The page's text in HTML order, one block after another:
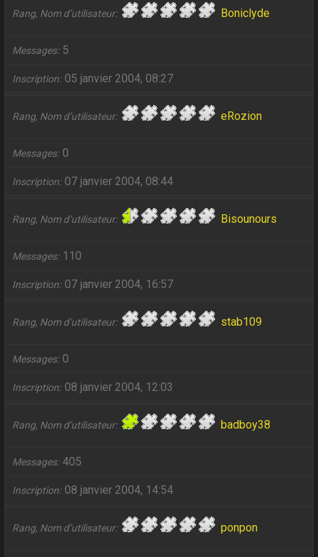
Rang, Nom d’utilisateur Boniclyde
Messages 5
Inscription 05 janvier 2004, 08:27
Rang, Nom d’utilisateur eRozion
Messages 0
Inscription 07 janvier 2004, 08:44
Rang, Nom d’utilisateur Bisounours
Messages 110
Inscription 07 janvier 2004, 16:57
Rang, Nom d’utilisateur stab109
Messages 0
Inscription 08 janvier 2004, 12:03
Rang, Nom d’utilisateur badboy38
Messages 405
Inscription 08 janvier 2004, 14:54
Rang, Nom d’utilisateur ponpon